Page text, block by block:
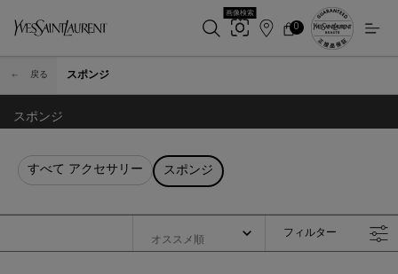
画像検索
店
カ
0
0 カート内の製品
戻る スポンジ
スポンジ
すべて アクセサリー スポンジ
フィルター
フィルターメニュー